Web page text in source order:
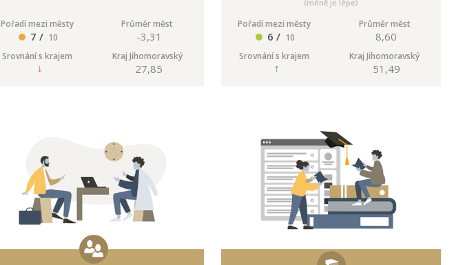
Pořadí mezi městy
7 / 10
Průměr měst
-3,31
Srovnání s krajem Kraj Jihomoravský
27,85
(méně je lépe)
Pořadí mezi městy
6 / 10
Průměr měst
8,60
Srovnání s krajem Kraj Jihomoravský
51,49